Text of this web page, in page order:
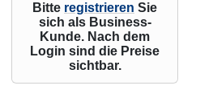
Bitte registrieren Sie
sich als Business-
Kunde. Nach dem
Login sind die Preise
sichtbar.